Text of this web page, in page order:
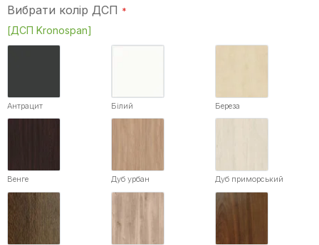
Вибрати колір ДСП
[ДСП Kronospan]
Антрацит Білий Береза
Венге Дуб урбан Дуб приморський